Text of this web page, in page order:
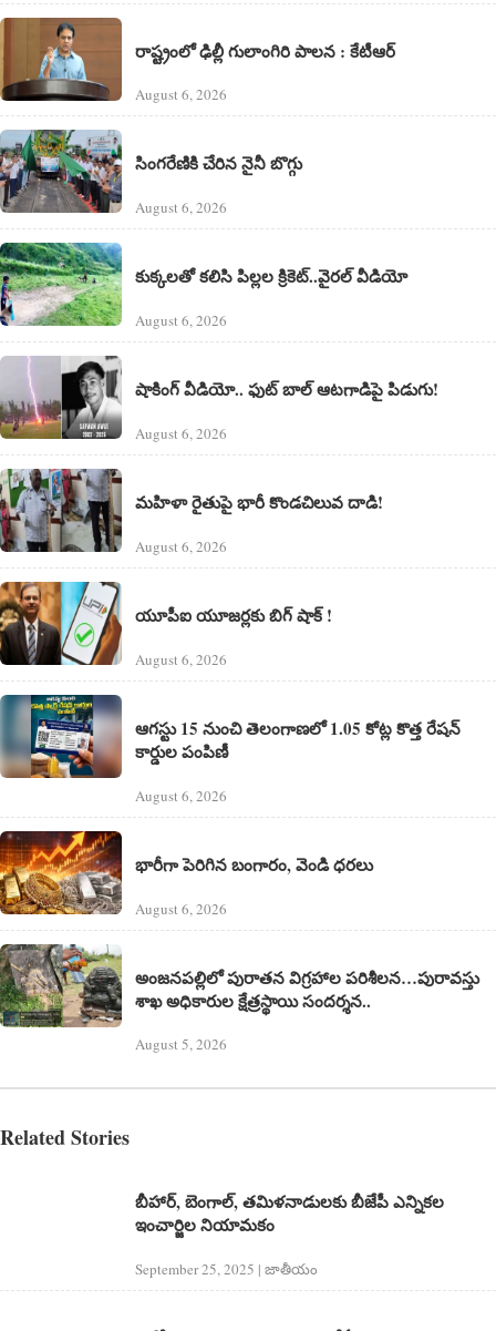
రాష్ట్రంలో ఢిల్లీ గులాంగిరి పాలన : కేటీఆర్
August 6, 2026
సింగరేణికి చేరిన నైనీ బొగ్గు
August 6, 2026
కుక్కలతో కలిసి పిల్లల క్రికెట్..వైరల్ వీడియో
August 6, 2026
షాకింగ్ వీడియో.. ఫుట్ బాల్ ఆటగాడిపై పిడుగు!
August 6, 2026
మహిళా రైతుపై భారీ కొండచిలువ దాడి!
August 6, 2026
యూపీఐ యూజర్లకు బిగ్ షాక్ !
August 6, 2026
ఆగస్టు 15 నుంచి తెలంగాణలో 1.05 కోట్ల కొత్త రేషన్
కార్డుల పంపిణీ
August 6, 2026
భారీగా పెరిగిన బంగారం, వెండి ధరలు
August 6, 2026
అంజనపల్లిలో పురాతన విగ్రహాల పరిశీలన…పురావస్తు
శాఖ అధికారుల క్షేత్రస్థాయి సందర్శన..
August 5, 2026
Related Stories
బీహార్, బెంగాల్, తమిళనాడులకు బీజేపీ ఎన్నికల
ఇంచార్జిల నియామకం
September 25, 2025 | జాతీయం